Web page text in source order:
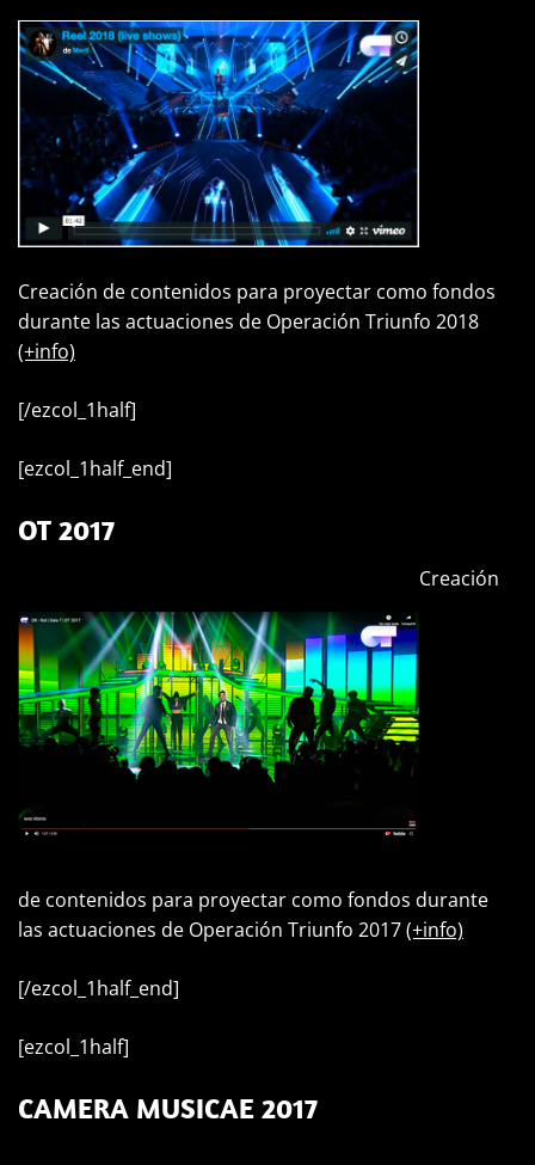
Creación de contenidos para proyectar como fondos
durante las actuaciones de Operación Triunfo 2018
(+info)
[/ezcol_1half]
[ezcol_1half_end]
OT 2017
Creación
de contenidos para proyectar como fondos durante
las actuaciones de Operación Triunfo 2017(+info)
[/ezcol_1half_end]
[ezcol_1half]
CAMERA MUSICAE 2017